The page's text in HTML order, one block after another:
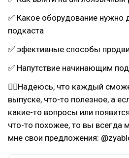
✅ Какое оборудование нужно
подкаста
✅ эфективные способы
✅ Напутствие начинающим
☝🏼Надеюсь, что каждый
выпуске, что-то полезное, а
какие-то вопросы или
что-то похожее, то вы всегда
мне свои предложения: